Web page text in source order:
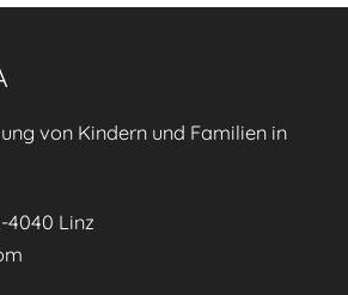
von Kindern und Familien in
4040 Linz